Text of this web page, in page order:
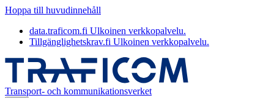
Hoppa till huvudinnehåll
data.traficom.fi Ulkoinen verkkopalvelu.
Tillgänglighetskrav.fi Ulkoinen verkkopalvelu.
Transport- och kommunikationsverket